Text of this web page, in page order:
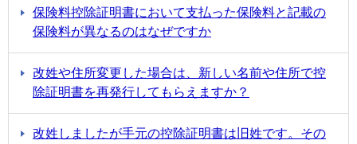
保険料控除証明書において支払った保険料と記載の
保険料が異なるのはなぜですか
改姓や住所変更した場合は、新しい名前や住所で控
除証明書を再発行してもらえますか？
改姓しましたが手元の控除証明書は旧姓です。その